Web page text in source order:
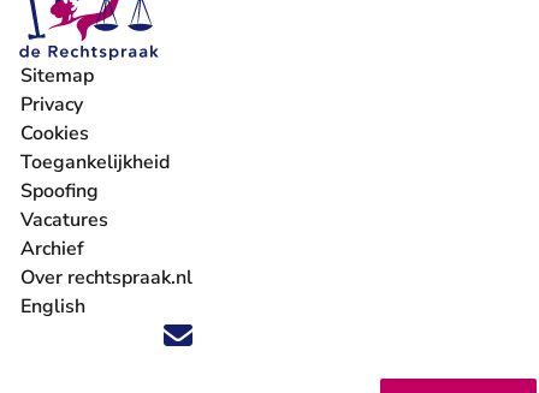
Volg ons op X (Twitter) - U verlaat Rechtspraak.nl
Volg ons op Facebook - U verlaat Rechtspraak.nl
Volg ons op Instagram - U verlaat Rechtspraak.nl
Volg ons op Youtube - U verlaat Rechtspraak.nl
Volg ons op LinkedIn - U verlaat
'Blijf op de hoogte' nieuwsbrief - U verlaat
Sitemap
Privacy
Cookies
Toegankelijkheid
Spoofing
Vacatures
- U verlaat Rechtspraak.nl
Archief
Over rechtspraak.nl
English